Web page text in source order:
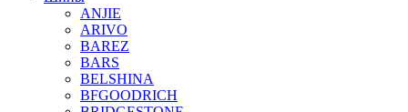
ANJIE
ARIVO
BAREZ
BARS
BELSHINA
BFGOODRICH